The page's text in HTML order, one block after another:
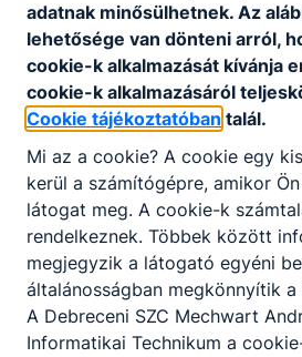
adatnak minősülhetnek. Az
lehetősége van dönteni arról,
cookie-k alkalmazását kívánja
cookie-k alkalmazásáról
Cookie tájékoztatóban talál.
Mi az a cookie? A cookie egy
kerül a számítógépre, amikor
látogat meg. A cookie-k
rendelkeznek. Többek között
megjegyzik a látogató egyéni
általánosságban megkönnyítik
A Debreceni SZC Mechwart
Informatikai Technikum a